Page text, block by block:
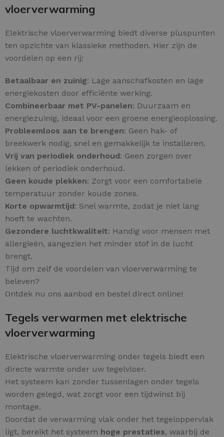
vloerverwarming
Elektrische vloerverwarming biedt diverse pluspunten
ten opzichte van klassieke methoden. Hier zijn de
voordelen op een rij:
Betaalbaar en zuinig: Lage aanschafkosten en lage
energiekosten door efficiënte werking.
Combineerbaar met PV-panelen: Duurzaam en
energiezuinig, ideaal voor een groene energieoplossing.
Probleemloos aan te brengen: Geen hak- of
breekwerk nodig, snel en gemakkelijk te installeren.
Vrij van periodiek onderhoud: Geen zorgen over
lekken of periodiek onderhoud.
Geen koude plekken: Zorgt voor een comfortabele
temperatuur zonder koude zones.
Korte opwarmtijd: Snel warmte, zodat je niet lang
hoeft te wachten.
Gezondere luchtkwaliteit: Handig voor mensen met
allergieën, aangezien het minder stof in de lucht
brengt.
Tijd om zelf de voordelen van vloerverwarming te
beleven?
Ontdek nu ons aanbod en bestel direct online!
Tegels verwarmen met elektrische
vloerverwarming
Elektrische vloerverwarming onder tegels biedt een
directe warmte onder uw tegelvloer.
Het systeem kan zonder tussenlagen onder tegels
worden gelegd, wat zorgt voor een tijdwinst bij
montage.
Doordat de verwarming vlak onder het tegeloppervlak
ligt, bereikt het systeem hoge prestaties, waarbij de